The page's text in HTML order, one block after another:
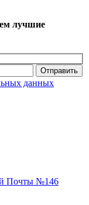
лучшие
данных
Почты №146